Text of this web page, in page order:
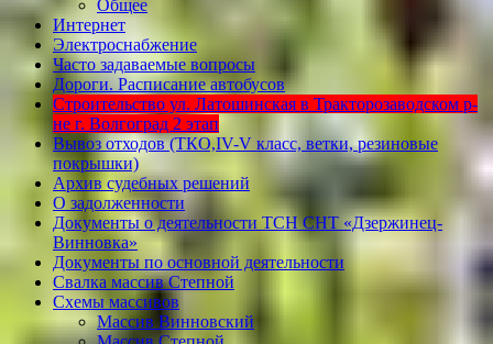
Общее
Интернет
Электроснабжение
Часто задаваемые вопросы
Дороги. Расписание автобусов
Строительство ул. Латошинская в Тракторозаводском р-
не г. Волгоград 2 этап
Вывоз отходов (ТКО,IV-V класс, ветки, резиновые
покрышки)
Архив судебных решений
О задолженности
Документы о деятельности ТСН СНТ «Дзержинец-
Винновка»
Документы по основной деятельности
Свалка массив Степной
Схемы массивов
Массив Винновский